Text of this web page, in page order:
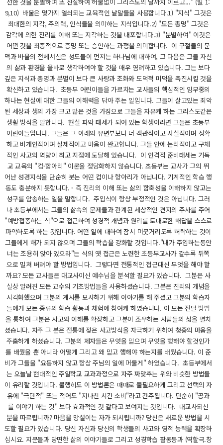
9,10) 바울은 몇가지 열쇠되는 교육적인 낱말들을 사용합니다.1) "지식" 그것은
최대한의 지각, 주의력, 인식들을 의미하는 지식입니다.2) "모든 총명" 그것은
감각에 의한 진리를 이해 또는 지각하는 것을 내포합니다.3) "분별하여" 이것은
어떤 것을 최종적으로 증명 또는 승인하는 과정을 의미합니다. 이 구절들의 문
맥과 바울의 전체서신은 성도들이 먼저는 하나님에 대하여, 그 다음은 그들 자신
의 삶과 환경을 올바로 생각하여야 할 것을 매우 염려하고 있습니다. 그는 보다
깊은 지식과 총명과 분별이 보다 큰 사랑과 조화와 도덕적 미덕을 촉진시킬 것을
확신하고 있습니다. 초등부 어린이들을 가르치는 교사들의 핵심적인 임무중의
하나는 현실에 대한 그들의 이해력을 닦아 주는 일입니다. 그들이 살고있는 죄악
된 세상과 생의 가장 크고 많은 것을 가짐으로 그들을 자유케 하는 그리스도같은
생활 방식을 말합니다. 현실 파악 태세가 되어 있는 학생이라면 그들은 초등부
어린이들입니다. 그들은 그 아래의 유년부보다 더 객관적이고 사실적이며 정확
하고 비개인적이며 실제적이고 마음이 완고합니다. 그들 안에 논리적이고 구체
적인 사고의 역량이 최고 지점에 도달해 있습니다. 이 인격적 준비태세는 기독
교 교육의 "컵-항아리" 이론을 정당화하지 않습니다. 초등부는 교사가 그의 뛰
어난 성경지식을 단순히 붓는 어떤 컵이나 항아리가 아닙니다. 기계적인 학습 행
동도 충분하지 못합니다. - 즉 진리의 이해 또는 삶의 함축성을 이해하지 않고는
성구를 암송하는 일을 말합니다. 주입식이 항상 부정적인 것은 아닙니다. 그러
나 초등부에서는 그들의 삶속의 문제들과 관계된 세상적인 견지의 주사를 주어
"예방접종하는 식"으로 접근하여 성경적 개념과 원리를 토대로한 해답을 스스로
파악하도록 하는 것입니다. 어떤 일에 대하여 잠시 머뭇거리도록 허락하는 것이
그들에게 해가 되지 않으며 그들의 학습을 강화할 것입니다."내가 주입하는동안
너는 조용히 앉아 있으라"는 식의 옛 접근은 노련한 초등부교사가 갈수록 뒤쪽
으로 밀쳐 버려야 할 방법입니다. 그렇다면 전통적인 접근대신 무엇을 해야 할
까요? 모든 교사들은 대교사이신 예수님을 분석할 필요가 있습니다. 그분은 사
실상 알려진 모든 교수의 기초방법들을 사용하셨습니다. 그분은 진리의 개념을
시각화했으며 그분의 계시를 묘사하기 위해 이야기를 해 주셨고 그분의 학습자
들에게 모든 종류의 학습 활동과 체험에 참여케 하였습니다. 이 모든 전달 방법
을 통하여 그분은 사고와 이해를 확장하고 그분이 조우하는 사람들의 삶을 펼치
셨습니다. 자주 그 분은 전통에 젖은 사고방식을 자극하기 위하여 청중의 마음을
주춤하게 하셨습니다. 그분의 제자들은 무엇을 믿으며 무엇을 행해야 할것인가
를 배웠을 뿐 아니라 어떻게 그리고 왜 믿고 행해야 하는지를 배웠습니다. 이 준
비가 그들을 "요동하지 않고 항상 주님의 일에 머물게" 하였습니다. 초등부에서
는 오늘날 현대적인 주일학교 교과과정으로 자주 짜맞추는 위와 비슷한 방법들
이 유리할 것입니다. 불행히도 이 방법론은 때때로 불필요하게 그리고 선택의 자
유에 "극단적" 또는 적어도 "지나친 시간 소비"라고 간주됩니다. 단순히 "공과
를 이야기 하는 것" 보다 효과적인 것 같다고 보여지는 것입니다. 대교사되신
분을 따르렵니까? 마음을 망설이는 자가 되시렵니까? 당신은 새로운 방법을 시
도할 필요가 있습니다. 당신 자신과 당신의 학생들의 사고와 영적 능력을 확장하
십시요. 지문들과 당면한 삶의 이야기들로 그리고 성경학습 활동등과 (역할극.창